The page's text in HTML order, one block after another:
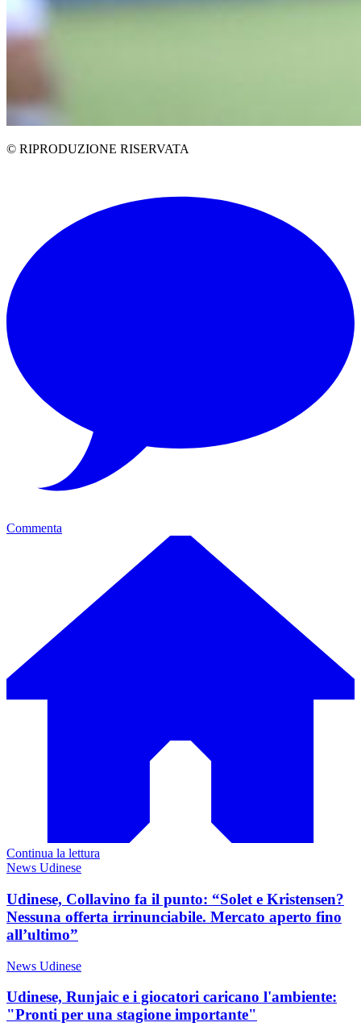
© RIPRODUZIONE RISERVATA
Commenta
Continua la lettura
News Udinese
Udinese, Collavino fa il punto: “Solet e Kristensen?
Nessuna offerta irrinunciabile. Mercato aperto fino
all’ultimo”
News Udinese
Udinese, Runjaic e i giocatori caricano l'ambiente:
"Pronti per una stagione importante"